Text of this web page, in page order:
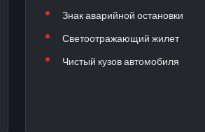
Знак аварийной остановки
Светоотражающий жилет
Чистый кузов автомобиля